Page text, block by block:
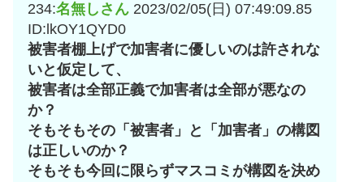
234:名無しさん 2023/02/05(日) 07:49:09.85
ID:lkOY1QYD0
被害者棚上げで加害者に優しいのは許されな
いと仮定して、
被害者は全部正義で加害者は全部が悪なの
か？
そもそもその「被害者」と「加害者」の構図
は正しいのか？
そもそも今回に限らずマスコミが構図を決め